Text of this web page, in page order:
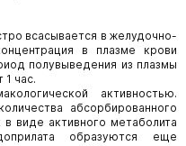
всасывается в желудочно-
в плазме крови
полувыведения из плазмы
час.
активностью.
абсорбированного
виде активного метаболита
образуются еще